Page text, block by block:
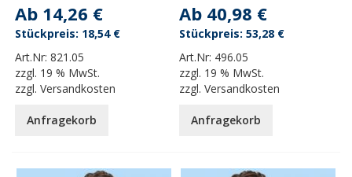
Ab 14,26 €
Art.Nr:821.05
zzgl. 19 % MwSt.
zzgl.Versandkosten
18,54 €
Anfragekorb
Ab 40,98 €
Art.Nr: 496.05
zzgl. 19 % MwSt.
zzgl.Versandkosten
53,28 €
Anfragekorb